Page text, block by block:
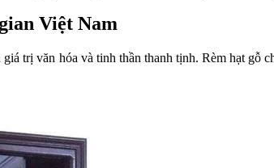
Việt Nam
trị văn hóa và tinh thần thanh tịnh. Rèm hạt gỗ